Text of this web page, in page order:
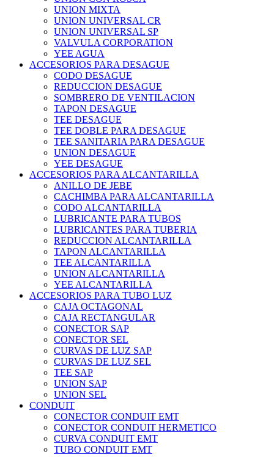
UNION MIXTA
UNION UNIVERSAL CR
UNION UNIVERSAL SP
VALVULA CORPORATION
YEE AGUA
ACCESORIOS PARA DESAGUE
CODO DESAGUE
REDUCCION DESAGUE
SOMBRERO DE VENTILACION
TAPON DESAGUE
TEE DESAGUE
TEE DOBLE PARA DESAGUE
TEE SANITARIA PARA DESAGUE
UNION DESAGUE
YEE DESAGUE
ACCESORIOS PARA ALCANTARILLA
ANILLO DE JEBE
CACHIMBA PARA ALCANTARILLA
CODO ALCANTARILLA
LUBRICANTE PARA TUBOS
LUBRICANTES PARA TUBERIA
REDUCCION ALCANTARILLA
TAPON ALCANTARILLA
TEE ALCANTARILLA
UNION ALCANTARILLA
YEE ALCANTARILLA
ACCESORIOS PARA TUBO LUZ
CAJA OCTAGONAL
CAJA RECTANGULAR
CONECTOR SAP
CONECTOR SEL
CURVAS DE LUZ SAP
CURVAS DE LUZ SEL
TEE SAP
UNION SAP
UNION SEL
CONDUIT
CONECTOR CONDUIT EMT
CONECTOR CONDUIT HERMETICO
CURVA CONDUIT EMT
TUBO CONDUIT EMT